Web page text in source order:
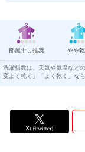
部屋干し推奨 やや乾
洗濯指数は、天気や気温など
変よく乾く」「よく乾く」な